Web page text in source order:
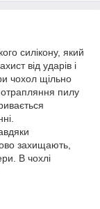
силікону, який
від ударів і
чохол щільно
пилу
захищають,
В чохлі